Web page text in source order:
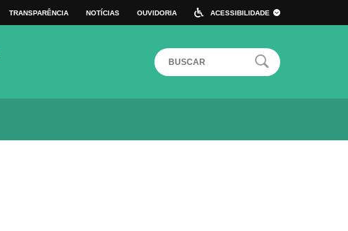
TRANSPARÊNCIA NOTÍCIAS OUVIDORIA ACESSIBILIDADE